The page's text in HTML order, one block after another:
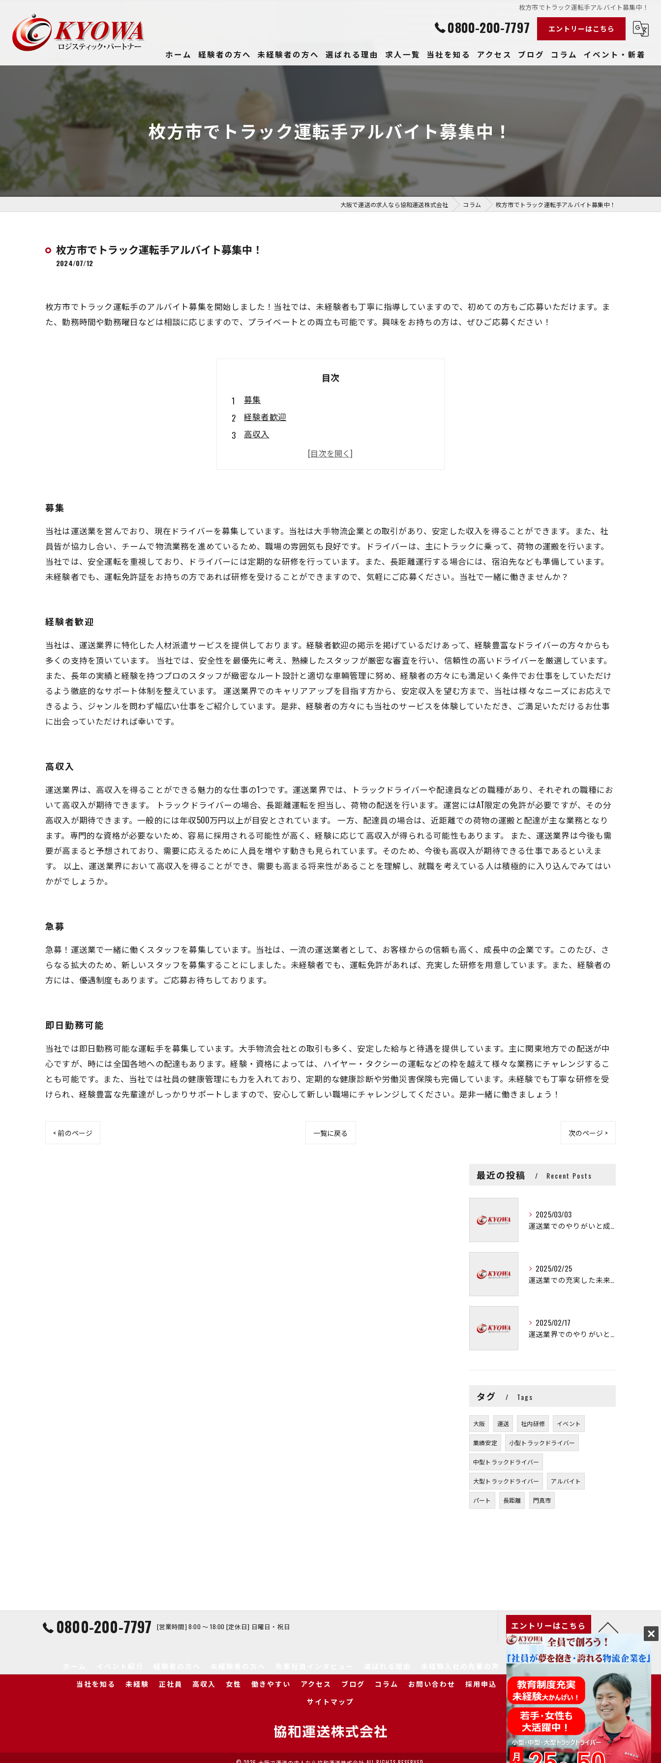
枚方市でトラック運転手アルバイト募集中！
0800-200-7797 エントリーはこちら
ホーム 経験者の方へ 未経験者の方へ 選ばれる理由 求人一覧 当社を知る
高収入
アクセス ブログ コラム イベント・新着
枚方市でトラック運転手アルバイト募集中！
大阪で運送の求人なら協和運送株式会社 コラム 枚方市でトラック運転手アルバイト募集中！
枚方市でトラック運転手アルバイト募集中！
2024/07/12
枚方市でトラック運転手のアルバイト募集を開始しました！当社では、未経験者も丁寧に指導していますので、初めての方もご応募いただけます。ま
た、勤務時間や勤務曜日などは相談に応じますので、プライベートとの両立も可能です。興味をお持ちの方は、ぜひご応募ください！
目次
募集
経験者歓迎
高収入
募集
当社は運送業を営んでおり、現在ドライバーを募集しています。当社は大手物流企業との取引があり、安定した収入を得ることができます。また、社
員皆が協力し合い、チームで物流業務を進めているため、職場の雰囲気も良好です。ドライバーは、主にトラックに乗って、荷物の運搬を行います。
当社では、安全運転を重視しており、ドライバーには定期的な研修を行っています。また、長距離運行する場合には、宿泊先なども準備しています。
未経験者でも、運転免許証をお持ちの方であれば研修を受けることができますので、気軽にご応募ください。当社で一緒に働きませんか？
経験者歓迎
当社は、運送業界に特化した人材派遣サービスを提供しております。経験者歓迎の掲示を掲げているだけあって、経験豊富なドライバーの方々からも
多くの支持を頂いています。 当社では、安全性を最優先に考え、熟練したスタッフが厳密な審査を行い、信頼性の高いドライバーを厳選しています。
また、長年の実績と経験を持つプロのスタッフが緻密なルート設計と適切な車輛管理に努め、経験者の方々にも満足いく条件でお仕事をしていただけ
るよう徹底的なサポート体制を整えています。 運送業界でのキャリアアップを目指す方から、安定収入を望む方まで、当社は様々なニーズにお応えで
きるよう、ジャンルを問わず幅広い仕事をご紹介しています。是非、経験者の方々にも当社のサービスを体験していただき、ご満足いただけるお仕事
に出会っていただければ幸いです。
高収入
運送業界は、高収入を得ることができる魅力的な仕事の1つです。運送業界では、トラックドライバーや配達員などの職種があり、それぞれの職種にお
いて高収入が期待できます。 トラックドライバーの場合、長距離運転を担当し、荷物の配送を行います。運営にはAT限定の免許が必要ですが、その分
高収入が期待できます。一般的には年収500万円以上が目安とされています。 一方、配達員の場合は、近距離での荷物の運搬と配達が主な業務となり
ます。専門的な資格が必要ないため、容易に採用される可能性が高く、経験に応じて高収入が得られる可能性もあります。 また、運送業界は今後も需
要が高まると予想されており、需要に応えるために人員を増やす動きも見られています。そのため、今後も高収入が期待できる仕事であるといえま
す。 以上、運送業界において高収入を得ることができ、需要も高まる将来性があることを理解し、就職を考えている人は積極的に入り込んでみてはい
かがでしょうか。
急募
急募！運送業で一緒に働くスタッフを募集しています。当社は、一流の運送業者として、お客様からの信頼も高く、成長中の企業です。このたび、さ
らなる拡大のため、新しいスタッフを募集することにしました。未経験者でも、運転免許があれば、充実した研修を用意しています。また、経験者の
方には、優遇制度もあります。ご応募お待ちしております。
即日勤務可能
当社では即日勤務可能な運転手を募集しています。大手物流会社との取引も多く、安定した給与と待遇を提供しています。主に関東地方での配送が中
心ですが、時には全国各地への配達もあります。経験・資格によっては、ハイヤー・タクシーの運転などの枠を越えて様々な業務にチャレンジするこ
とも可能です。また、当社では社員の健康管理にも力を入れており、定期的な健康診断や労働災害保険も完備しています。未経験でも丁寧な研修を受
けられ、経験豊富な先輩達がしっかりサポートしますので、安心して新しい職場にチャレンジしてください。是非一緒に働きましょう！
< 前のページ 一覧に戻る 次のページ >
最近の投稿 Recent Posts
2025/03/03
運送業でのやりがいと成長の秘訣
2025/02/25
運送業での充実した未来を拓く方法
2025/02/17
運送業界でのやりがいと可能性
タグ Tags
大阪 運送 社内研修 イベント
業績安定 小型トラックドライバー
中型トラックドライバー
大型トラックドライバー アルバイト
パート 長距離 門真市
0800-200-7797 [営業時間] 8:00 ～ 18:00 [定休日] 日曜日・祝日 エントリーはこちら
家族の皆様へ
求人一覧
当社を知る
未経験 正社員 高収入 女性 働きやすい アクセス ブログ コラム お問い合わせ 採用申込
プライバシーポリシー
サイトマップ